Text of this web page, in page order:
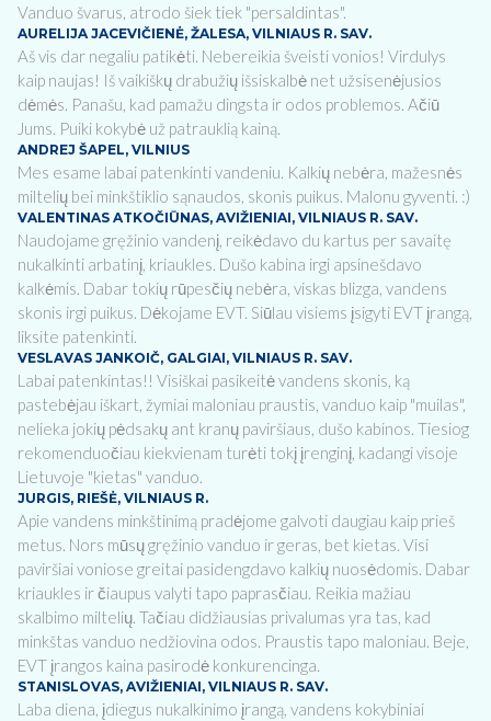
Vanduo švarus, atrodo šiek tiek "persaldintas".
AURELIJA JACEVIČIENĖ, ŽALESA, VILNIAUS R. SAV.
Aš vis dar negaliu patikėti. Nebereikia šveisti vonios! Virdulys
kaip naujas! Iš vaikiškų drabužių išsiskalbė net užsisenėjusios
dėmės. Panašu, kad pamažu dingsta ir odos problemos. Ačiū
Jums. Puiki kokybė už patrauklią kainą.
ANDREJ ŠAPEL, VILNIUS
Mes esame labai patenkinti vandeniu. Kalkių nebėra, mažesnės
miltelių bei minkštiklio sąnaudos, skonis puikus. Malonu gyventi. :)
VALENTINAS ATKOČIŪNAS, AVIŽIENIAI, VILNIAUS R. SAV.
Naudojame gręžinio vandenį, reikėdavo du kartus per savaitę
nukalkinti arbatinį, kriaukles. Dušo kabina irgi apsinešdavo
kalkėmis. Dabar tokių rūpesčių nebėra, viskas blizga, vandens
skonis irgi puikus. Dėkojame EVT. Siūlau visiems įsigyti EVT įrangą,
liksite patenkinti.
VESLAVAS JANKOIČ, GALGIAI, VILNIAUS R. SAV.
Labai patenkintas!! Visiškai pasikeitė vandens skonis, ką
pastebėjau iškart, žymiai maloniau praustis, vanduo kaip "muilas",
nelieka jokių pėdsakų ant kranų paviršiaus, dušo kabinos. Tiesiog
rekomenduočiau kiekvienam turėti tokį įrenginį, kadangi visoje
Lietuvoje "kietas" vanduo.
JURGIS, RIEŠĖ, VILNIAUS R.
Apie vandens minkštinimą pradėjome galvoti daugiau kaip prieš
metus. Nors mūsų gręžinio vanduo ir geras, bet kietas. Visi
paviršiai voniose greitai pasidengdavo kalkių nuosėdomis. Dabar
kriaukles ir čiaupus valyti tapo paprasčiau. Reikia mažiau
skalbimo miltelių. Tačiau didžiausias privalumas yra tas, kad
minkštas vanduo nedžiovina odos. Praustis tapo maloniau. Beje,
EVT įrangos kaina pasirodė konkurencinga.
STANISLOVAS, AVIŽIENIAI, VILNIAUS R. SAV.
Laba diena, įdiegus nukalkinimo įrangą, vandens kokybiniai